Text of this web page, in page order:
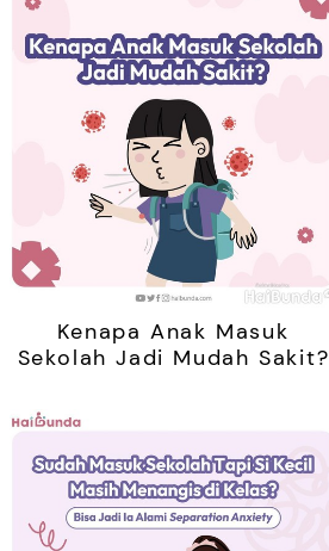
Kenapa Anak Masuk
Sekolah Jadi Mudah Sakit?